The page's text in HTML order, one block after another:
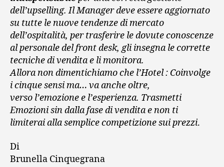
dell’upselling. Il Manager deve essere aggiornato
su tutte le nuove tendenze di mercato
dell’ospitalità, per trasferire le dovute conoscenze
al personale del front desk, gli insegna le corrette
tecniche di vendita e li monitora.
Allora non dimentichiamo che l’Hotel : Coinvolge
i cinque sensi ma… va anche oltre,
verso l’emozione e l’esperienza. Trasmetti
Emozioni sin dalla fase di vendita e non ti
limiterai alla semplice competizione sui prezzi.
Di
Brunella Cinquegrana